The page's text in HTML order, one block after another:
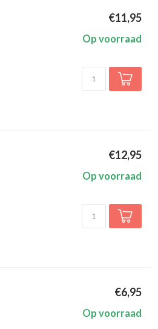
€11,95
Op voorraad
€12,95
Op voorraad
€6,95
Op voorraad